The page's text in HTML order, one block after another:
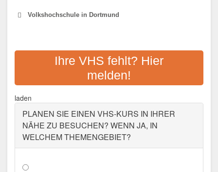
Volkshochschule in Dortmund
VOLKSHOCHSCHULE DER
STADT DORTMUND
Hansastr. 2-4, 44137 Dortmund
Aktualisiert: August 2021
Ihre VHS fehlt? Hier
melden!
laden
PLANEN SIE EINEN VHS-KURS IN IHRER
NÄHE ZU BESUCHEN? WENN JA, IN
WELCHEM THEMENGEBIET?